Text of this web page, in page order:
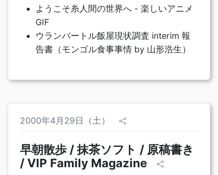
ようこそ糸人間の世界へ - 楽しいアニメ
GIF
ウランバートル飯屋現状調査 interim 報
告書（モンゴル食事事情 by 山形浩生）
2000年4月29日（土）
早朝散歩 / 抹茶ソフト / 原稿書き
/ VIP Family Magazine